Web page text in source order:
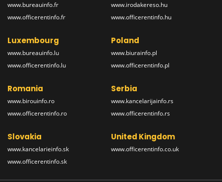
www.bureauinfo.fr
www.officerentinfo.fr
www.irodakereso.hu
www.officerentinfo.hu
Luxembourg
www.bureauinfo.lu
www.officerentinfo.lu
Poland
www.biurainfo.pl
www.officerentinfo.pl
Romania
www.birouinfo.ro
www.officerentinfo.ro
Serbia
www.kancelarijainfo.rs
www.officerentinfo.rs
Slovakia
www.kancelarieinfo.sk
www.officerentinfo.sk
United Kingdom
www.officerentinfo.co.uk